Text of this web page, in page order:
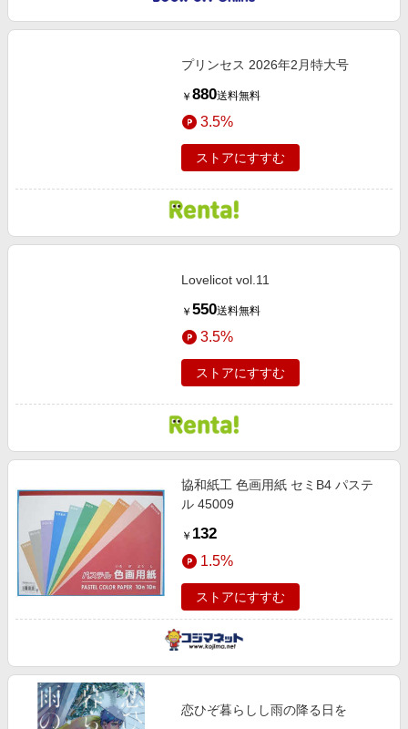
プリンセス 2026年2月特大号
￥ 880送料無料
3.5%
ストアにすすむ
Lovelicot vol.11
￥ 550送料無料
3.5%
ストアにすすむ
協和紙工 色画用紙 セミB4 パステ
ル 45009
￥ 132
1.5%
ストアにすすむ
恋ひぞ暮らしし雨の降る日を